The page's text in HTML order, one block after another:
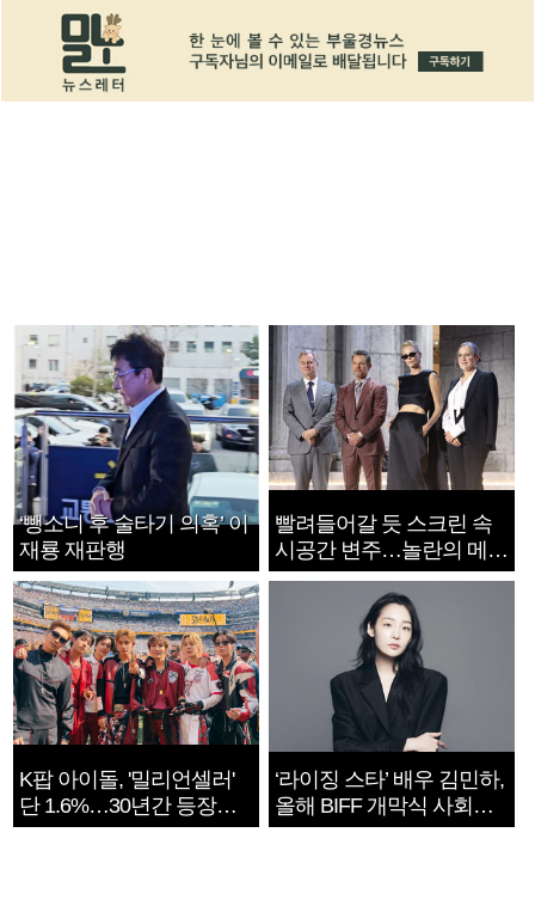
‘뺑소니 후 술타기 의혹’ 이
재룡 재판행
빨려들어갈 듯 스크린 속
시공간 변주…놀란의 메시
지는 ‘전쟁 속죄’
K팝 아이돌, '밀리언셀러'
단 1.6%…30년간 등장
1182개팀 전수조사
‘라이징 스타’ 배우 김민하,
올해 BIFF 개막식 사회자
확정